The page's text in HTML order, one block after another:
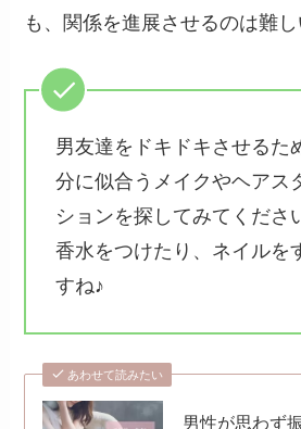
も、関係を進展させるのは難し
男友達をドキドキさせるた
分に似合うメイクやヘアス
ションを探してみてくださ
香水をつけたり、ネイルを
すね♪
あわせて読みたい
男性が思わず